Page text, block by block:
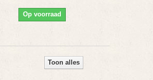
Op voorraad
Toon alles